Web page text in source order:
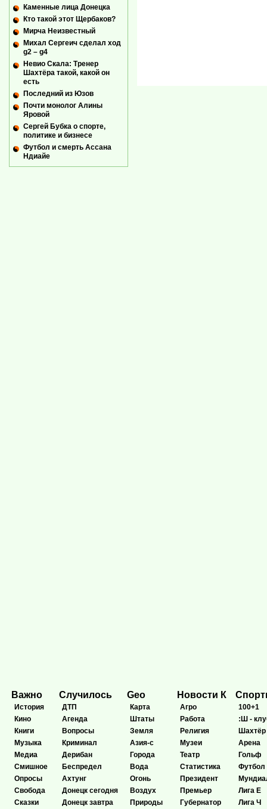
Каменные лица Донецка
Кто такой этот Щербаков?
Мирча Неизвестный
Михал Сергеич сделал ход
g2 – g4
Невио Скала: Тренер
Шахтёра такой, какой он
есть
Последний из Юзов
Почти монолог Алины
Яровой
Сергей Бубка о спорте,
политике и бизнесе
Футбол и смерть Ассана
Ндиайе
Важно
История
Кино
Книги
Музыка
Медиа
Смишное
Опросы
Свобода
Сказки
Случилось
ДТП
Агенда
Вопросы
Криминал
Дерибан
Беспредел
Ахтунг
Донецк сегодня
Донецк завтра
Geo
Карта
Штаты
Земля
Азия-с
Города
Вода
Огонь
Воздух
Природы
Новости К
Агро
Работа
Религия
Музеи
Театр
Статистика
Президент
Премьер
Губернатор
100+1
:Ш -
Шахтёр
Арена
Гольф
Футбол
Лига Е
Лига Ч